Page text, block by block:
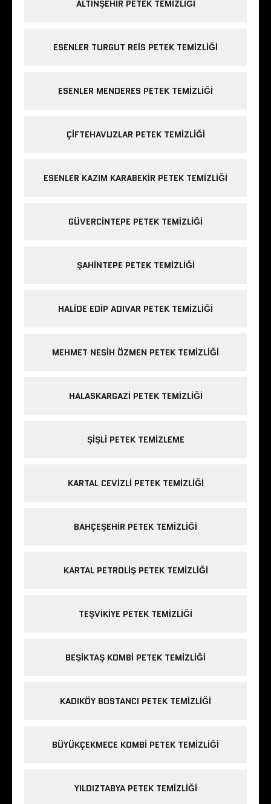
ALTINŞEHIR PETEK TEMIZLIĞI
ESENLER TURGUT REIS PETEK TEMIZLIĞI
ESENLER MENDERES PETEK TEMIZLIĞI
ÇIFTEHAVUZLAR PETEK TEMIZLIĞI
ESENLER KAZIM KARABEKIR PETEK TEMIZLIĞI
GÜVERCINTEPE PETEK TEMIZLIĞI
ŞAHINTEPE PETEK TEMIZLIĞI
HALIDE EDIP ADIVAR PETEK TEMIZLIĞI
MEHMET NESIH ÖZMEN PETEK TEMIZLIĞI
HALASKARGAZI PETEK TEMIZLIĞI
ŞIŞLI PETEK TEMIZLEME
KARTAL CEVIZLI PETEK TEMIZLIĞI
BAHÇEŞEHIR PETEK TEMIZLIĞI
KARTAL PETROLIŞ PETEK TEMIZLIĞI
TEŞVIKIYE PETEK TEMIZLIĞI
BEŞIKTAŞ KOMBI PETEK TEMIZLIĞI
KADIKÖY BOSTANCI PETEK TEMIZLIĞI
BÜYÜKÇEKMECE KOMBI PETEK TEMIZLIĞI
YILDIZTABYA PETEK TEMIZLIĞI